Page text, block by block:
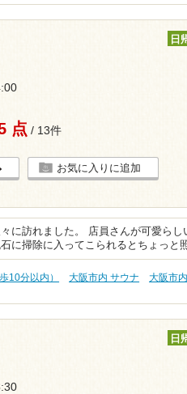
日
点 / 13件
お気に入りに追加
に訪れました。 店員さんが可愛らし
に掃除に入ってこられるとちょっと
10分以内） 大阪市内 サウナ
大阪市
日